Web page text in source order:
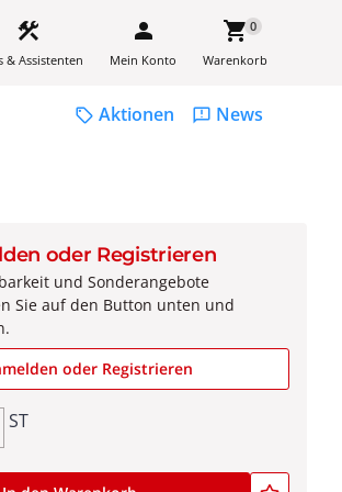
construction
& Assistenten
person
Mein Konto
shopping_cart0
Warenkorb
sell Aktionen feedback News
oder Registrieren
und Sonderangebote
Sie auf den Button unten und
oder Registrieren
ST